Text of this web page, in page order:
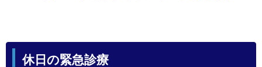
休日の緊急診療